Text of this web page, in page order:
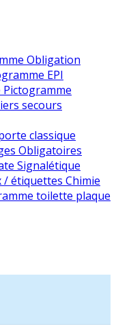
Obligation
EPI
Pictogramme
secours
classique
Obligatoires
Signalétique
/ étiquettes Chimie
toilette plaque